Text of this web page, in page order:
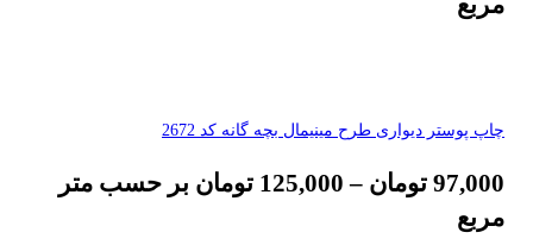
چاپ پوستر دیواری طرح مینیمال بچه گانه کد 2672
97,000 تومان –
125,000 تومان بر حسب متر
مربع